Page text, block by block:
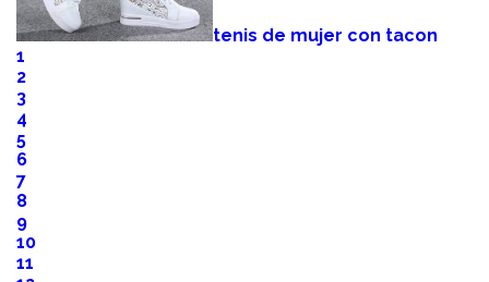
tenis de mujer con tacon
1
2
3
4
5
6
7
8
9
10
11